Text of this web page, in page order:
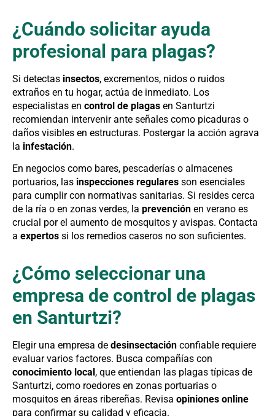
¿Cuándo solicitar ayuda
profesional para plagas?
Si detectas insectos, excrementos, nidos o ruidos
extraños en tu hogar, actúa de inmediato. Los
especialistas en control de plagas en Santurtzi
recomiendan intervenir ante señales como picaduras o
daños visibles en estructuras. Postergar la acción agrava
la infestación.
En negocios como bares, pescaderías o almacenes
portuarios, las inspecciones regulares son esenciales
para cumplir con normativas sanitarias. Si resides cerca
de la ría o en zonas verdes, la prevención en verano es
crucial por el aumento de mosquitos y avispas. Contacta
a expertos si los remedios caseros no son suficientes.
¿Cómo seleccionar una
empresa de control de plagas
en Santurtzi?
Elegir una empresa de desinsectación confiable requiere
evaluar varios factores. Busca compañías con
conocimiento local, que entiendan las plagas típicas de
Santurtzi, como roedores en zonas portuarias o
mosquitos en áreas ribereñas. Revisa opiniones online
para confirmar su calidad y eficacia.